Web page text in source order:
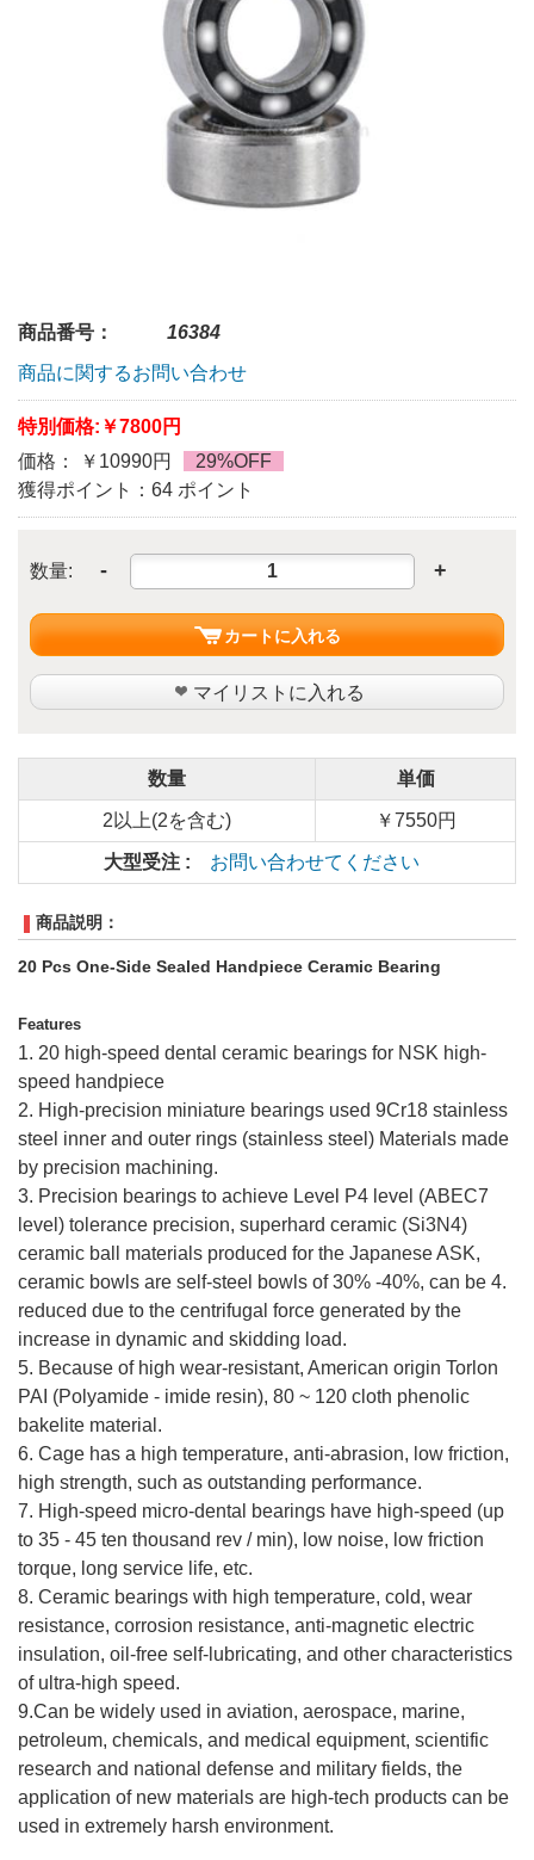
商品番号：
16384
商品に関するお問い合わせ
特別価格: ￥7800円
価格： ￥10990円
29%OFF
獲得ポイント：64 ポイント
数量: - +
カートに入れる
マイリストに入れる
数量 単価
2以上(2を含む) ￥7550円
大型受注 : お問い合わせてください
商品説明：
20 Pcs One-Side Sealed Handpiece Ceramic Bearing
Features
1. 20 high-speed dental ceramic bearings for NSK high-
speed handpiece
2. High-precision miniature bearings used 9Cr18 stainless
steel inner and outer rings (stainless steel) Materials made
by precision machining.
3. Precision bearings to achieve Level P4 level (ABEC7
level) tolerance precision, superhard ceramic (Si3N4)
ceramic ball materials produced for the Japanese ASK,
ceramic bowls are self-steel bowls of 30% -40%, can be 4.
reduced due to the centrifugal force generated by the
increase in dynamic and skidding load.
5. Because of high wear-resistant, American origin Torlon
PAI (Polyamide - imide resin), 80 ~ 120 cloth phenolic
bakelite material.
6. Cage has a high temperature, anti-abrasion, low friction,
high strength, such as outstanding performance.
7. High-speed micro-dental bearings have high-speed (up
to 35 - 45 ten thousand rev / min), low noise, low friction
torque, long service life, etc.
8. Ceramic bearings with high temperature, cold, wear
resistance, corrosion resistance, anti-magnetic electric
insulation, oil-free self-lubricating, and other characteristics
of ultra-high speed.
9.Can be widely used in aviation, aerospace, marine,
petroleum, chemicals, and medical equipment, scientific
research and national defense and military fields, the
application of new materials are high-tech products can be
used in extremely harsh environment.